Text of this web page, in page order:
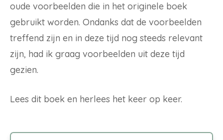
oude voorbeelden die in het originele boek
gebruikt worden. Ondanks dat de voorbeelden
treffend zijn en in deze tijd nog steeds relevant
zijn, had ik graag voorbeelden uit deze tijd
gezien.
Lees dit boek en herlees het keer op keer.